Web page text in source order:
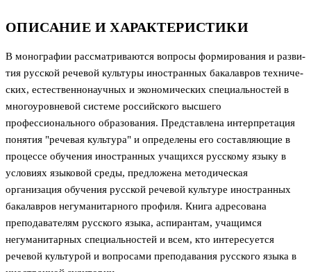
ОПИСАНИЕ И ХАРАКТЕРИСТИКИ
В монографии рассматриваются вопросы формирования и разви­
тия русской речевой культуры иностранных бакалавров техниче­
ских, естественнонаучных и экономических специальностей в
мно­гоуровневой системе российского высшего
профессионального образования. Представлена интерпретация
понятия "речевая куль­тура" и определены его составляющие в
процессе обучения ино­странных учащихся русскому языку в
условиях языковой среды, предложена методическая
организация обучения русской речевой культуре иностранных
бакалавров негуманитарного профиля. Книга адресована
преподавателям русского языка, аспирантам, учащимся
негуманитарных специальностей и всем, кто интересует­ся
речевой культурой и вопросами преподавания русского языка в